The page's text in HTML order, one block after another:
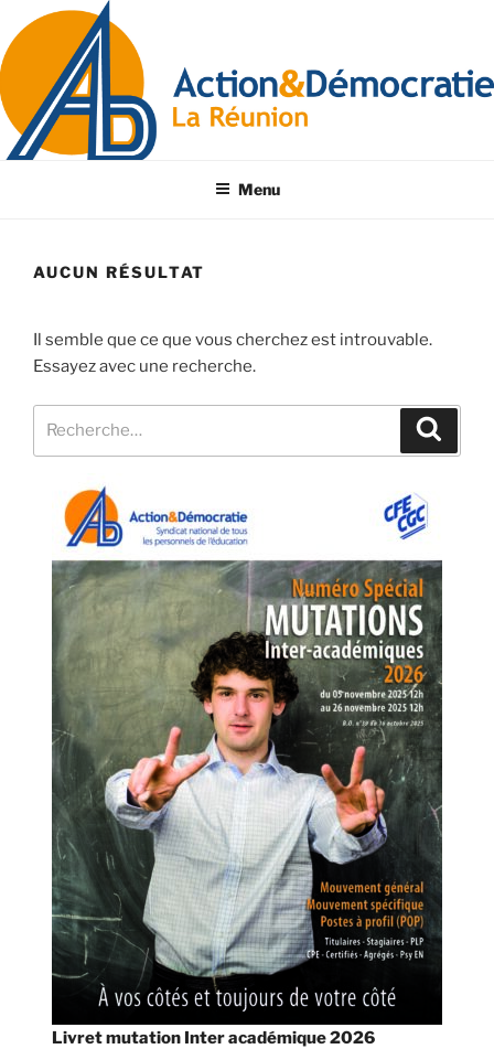
Menu
AUCUN RÉSULTAT
Il semble que ce que vous cherchez est introuvable.
Essayez avec une recherche.
Livret mutation Inter académique 2026